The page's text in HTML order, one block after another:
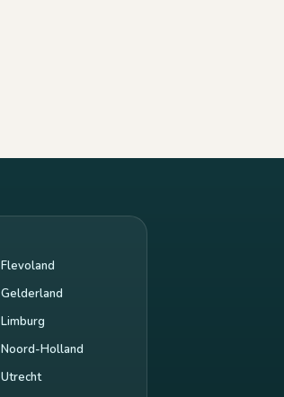
Flevoland
Gelderland
Limburg
Noord-Holland
Utrecht